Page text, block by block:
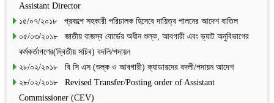
Assistant Director
১৫/০৭/২০১৮ প্রকল্পে সহকারী পরিচালক হিসেবে দায়িত্ব পালনের আদেশ বাতিল
০৫/০৩/২০১৮ জাতীয় বাজস্ব বোর্ডের অধীন শুল্ক, আবগারী এবং ভ্যাট অনুবিভাগের
কর্মকর্তাগণের(দ্বিতীয় সচিব) বদলি/পদায়ন
২৮/০২/২০১৮ বি সি এস (শুল্ক ও আবগারী) ক্যাডারদের বদলী/পদায়ন আদেশ
২৮/০২/২০১৮ Revised Transfer/Posting order of Assistant
Commissioner (CEV)